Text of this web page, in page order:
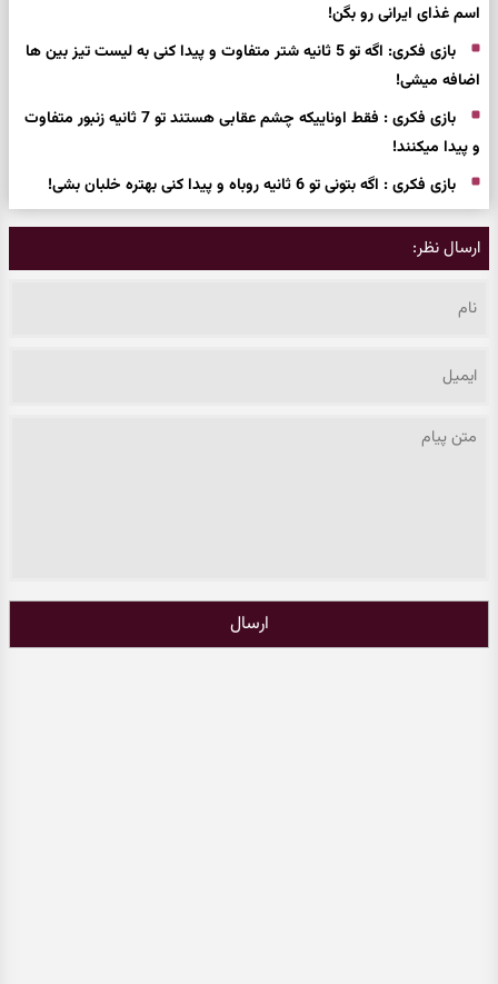
اسم غذای ایرانی رو بگن!
بازی فکری: اگه تو 5 ثانیه شتر متفاوت و پیدا کنی به لیست تیز بین ها
اضافه میشی!
بازی فکری : فقط اوناییکه چشم عقابی هستند تو 7 ثانیه زنبور متفاوت
و پیدا میکنند!
بازی فکری : اگه بتونی تو 6 ثانیه روباه و پیدا کنی بهتره خلبان بشی!
ارسال نظر:
ارسال